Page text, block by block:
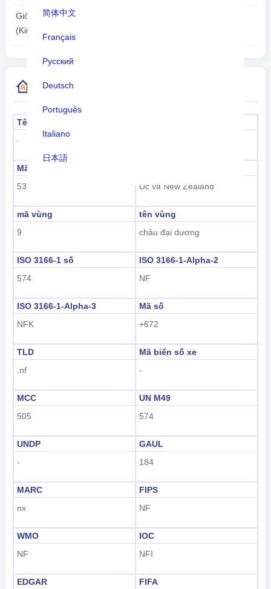
简体中文
Français
Русский
Deutsch
Português
Italiano
日本語
tiếng Việt
한국어
Giờ địa phương:
(Kingston)
Thêm thông tin mã quốc gia
Tên chính thức
-
Mã tiểu vùng
53
Úc và New Zealand
mã vùng
9
tên vùng
châu đại dương
ISO 3166-1 số
574
ISO 3166-1-Alpha-2
NF
ISO 3166-1-Alpha-3
NFK
Mã số
+672
TLD
.nf
Mã biển số xe
-
MCC
505
UN M49
574
UNDP
-
GAUL
184
MARC
nx
FIPS
NF
WMO
NF
IOC
NFI
EDGAR FIFA